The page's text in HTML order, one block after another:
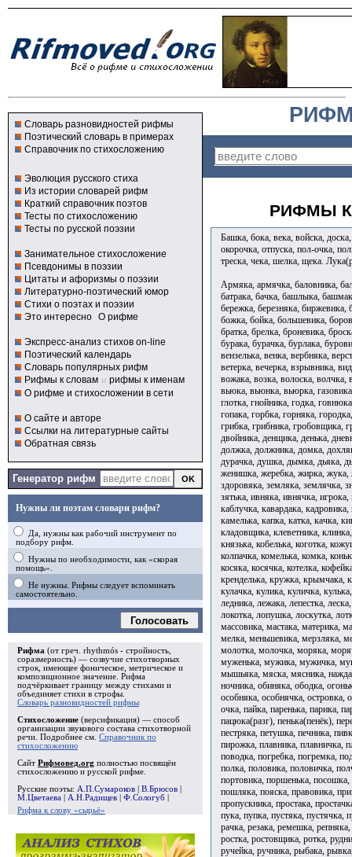
Словарь разновидностей рифмы
Поэтический словарь в примерах
Справочник по стихосложению
Эволюция русского стиха
Из истории словарей рифм
Краткий справочник поэтов
Тесты по стихосложению
Тесты по русской поэзии
Занимательное стихосложение
Псевдонимы в поэзии
Цитаты и афоризмы о поэзии
Литературно-поэтический юмор
Стихи о поэтах и поэзии
Это интересно О рифме
Экспресс-анализ стихов on-line
Поэтический календарь
Словарь популярных рифм
Рифмы к словам и рифмы к именам
О рифме и стихосложении в сети
О сайте и авторе
Ссылки на литературные сайты
Обратная связь
Генератор рифм
Нужны ли поэтам словари рифм?
Да, нужны как рабочий инструмент по
подбору рифм.
Нужны по необходимости, как «скорая
помощь».
Не нужны. Рифмы следует вспоминать
самостоятельно.
Голосовать
Рифма (от греч. rhythmós - стройность,
соразмерность) — созвучие стихотворных
строк, имеющее фоническое, метрическое и
композиционное значение. Рифма
подчёркивает границу между стихами и
объединяет стихи в строфы
Словарь разновидностей рифмы
Стихосложение (версификация) — способ
организации звукового состава стихотворной
речи. Подробнее см. Справочник по
стихосложению
Сайт Рифмовед.org полностью посвящён
стихосложению и русской рифме.
Русские поэты: А.П.Сумароков В.Брюсов
М.Цветаева
А.Н.Радищев Ф.Сологуб
Рифма к слову «сырьё»
РИФМЫ К
Башка, бока, века, войска,
окорочка, отпуска, пол-очка,
треска, чека, шелка, щека.
Армяка, армячка, баловника,
батрака, бачка, башлыка,
бережка, березняка, биржевика,
божка, бойка, большевика,
братка, брелка, броневика,
бурака, бурачка, бурлака,
вензелька, венка, вербняка,
ветерка, вечерка, взрывника,
вожака, возка, волоска, волчка,
вьюка, вьюнка, вьюрка,
глотка, гнойника, годка,
гопака, горбка, горняка,
грибка, грибника, гробовщика,
двойника, денщика, денька,
должка, должника, домка,
дурачка, душка, дымка, дьяка,
женишка, жеребка, жирка, жука,
здоровяка, земляка, землячка,
зятька, ивняка, ивнячка,
каблучка, кавардака,
камелька, капка, катка, качка,
кладовщика, клеветника,
князька, кобелька, коготка,
колпачка, комелька, комка,
косяка, косячка, котелка,
кренделька, кружка, крымчака,
кулачка, кулика, куличка,
ледника, лежака, лепестка,
локотка, лопушка, лоскутка,
массовика, мастака, материка,
мелка, меньшевика, мерзляка,
молотка, молочка, моряка,
муженька, мужика, мужичка,
мышьяка, мяска, мясника,
ночника, обиняка, ободка,
особняка, особнячка, островка,
очка, пайка, паренька, парика,
пацюка(разг), пенька(пенёк),
пестряка, петушка, печника,
пирожка, плавника, плавничка,
поводка, погребка, погремка,
полка, половика, половичка,
портовика, поршенька,
пошляка, пояска, правовика,
пропускника, простака,
пука, пупка, пустяка, пустячка,
рачка, резака, ремешка,
ростка, ростовщика, ротка,
ручейка, ручника, рыбака,